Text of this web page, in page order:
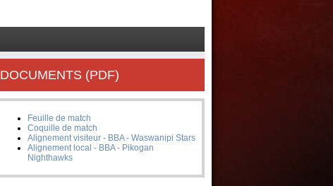
DOCUMENTS (PDF)
Feuille de match
Coquille de match
Alignement visiteur - BBA - Waswanipi Stars
Alignement local - BBA - Pikogan
Nighthawks